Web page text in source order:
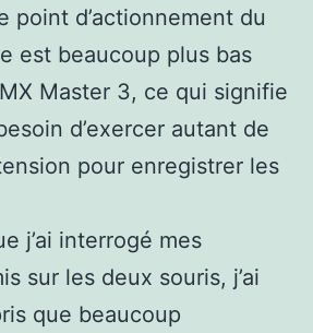
point d’actionnement du
est beaucoup plus bas
Master 3, ce qui signifie
d’exercer autant de
pour enregistrer les
j’ai interrogé mes
sur les deux souris, j’ai
que beaucoup